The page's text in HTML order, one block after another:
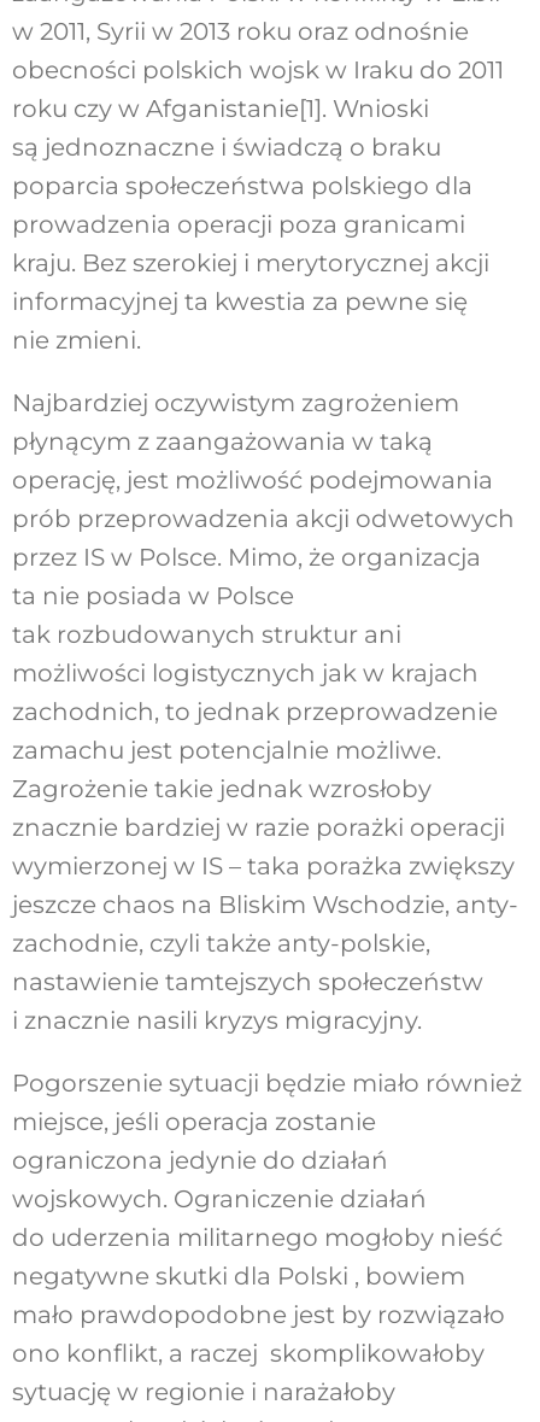
w 2011, Syrii w 2013 roku oraz odnośnie
obecności polskich wojsk w Iraku do 2011
roku czy w Afganistanie[1]. Wnioski
są jednoznaczne i świadczą o braku
poparcia społeczeństwa polskiego dla
prowadzenia operacji poza granicami
kraju. Bez szerokiej i merytorycznej akcji
informacyjnej ta kwestia za pewne się
nie zmieni.
Najbardziej oczywistym zagrożeniem
płynącym z zaangażowania w taką
operację, jest możliwość podejmowania
prób przeprowadzenia akcji odwetowych
przez IS w Polsce. Mimo, że organizacja
ta nie posiada w Polsce
tak rozbudowanych struktur ani
możliwości logistycznych jak w krajach
zachodnich, to jednak przeprowadzenie
zamachu jest potencjalnie możliwe.
Zagrożenie takie jednak wzrosłoby
znacznie bardziej w razie porażki operacji
wymierzonej w IS – taka porażka zwiększy
jeszcze chaos na Bliskim Wschodzie, anty-
zachodnie, czyli także anty-polskie,
nastawienie tamtejszych społeczeństw
i znacznie nasili kryzys migracyjny.
Pogorszenie sytuacji będzie miało również
miejsce, jeśli operacja zostanie
ograniczona jedynie do działań
wojskowych. Ograniczenie działań
do uderzenia militarnego mogłoby nieść
negatywne skutki dla Polski , bowiem
mało prawdopodobne jest by rozwiązało
ono konflikt, a raczej skomplikowałoby
sytuację w regionie i narażałoby